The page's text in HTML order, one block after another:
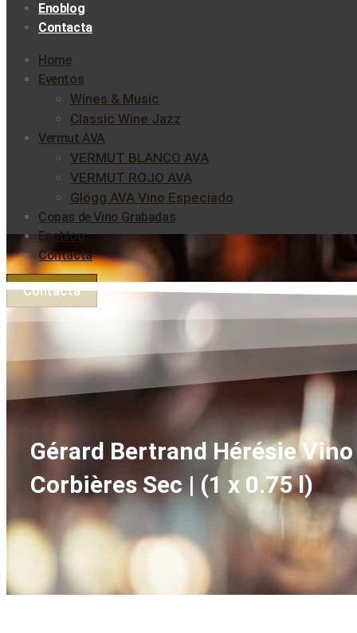
Enoblog
Contacta
Home
Eventos
Wines & Music
Classic Wine Jazz
Vermut AVA
VERMUT BLANCO AVA
VERMUT ROJO AVA
Glögg AVA Vino Especiado
Copas de Vino Grabadas
Enoblog
Contacta
Contacta
Gérard Bertrand Hérésie
Corbières Sec | (1 x 0.75 l)